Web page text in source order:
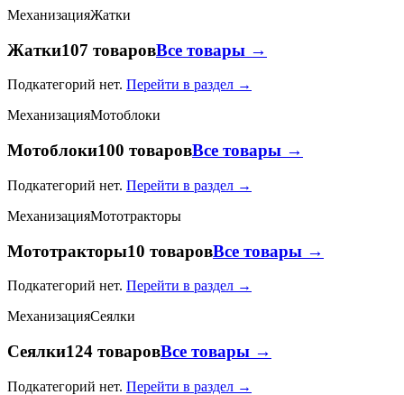
МеханизацияЖатки
Жатки107 товаровВсе товары →
Подкатегорий нет. Перейти в раздел →
МеханизацияМотоблоки
Мотоблоки100 товаровВсе товары →
Подкатегорий нет. Перейти в раздел →
МеханизацияМототракторы
Мототракторы10 товаровВсе товары →
Подкатегорий нет. Перейти в раздел →
МеханизацияСеялки
Сеялки124 товаровВсе товары →
Подкатегорий нет. Перейти в раздел →